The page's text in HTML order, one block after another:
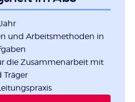
und Arbeitsmethoden in
die Zusammenarbeit mit
Träger